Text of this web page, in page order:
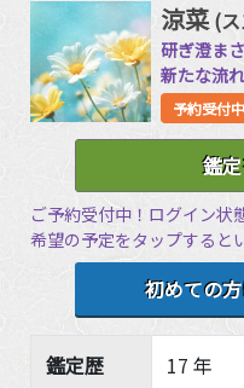
涼菜 (
研ぎ澄ま
新たな流
予約受付中
鑑
ご予約受付中！ログイン状
希望の予定をタップすると
初めての
鑑定歴 17 年